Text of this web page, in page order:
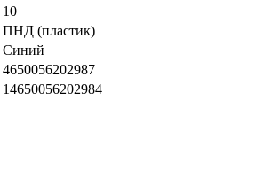
10
ПНД (пластик)
Синий
4650056202987
14650056202984